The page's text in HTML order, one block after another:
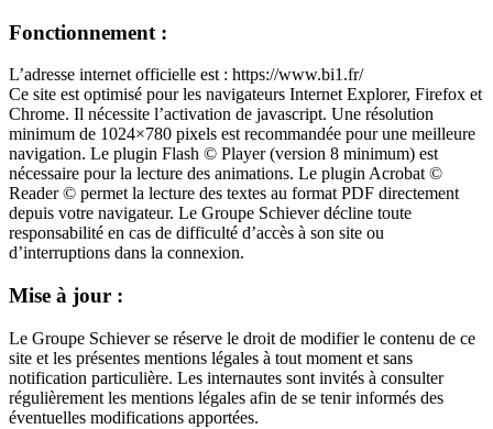
Fonctionnement :
L’adresse internet officielle est : https://www.bi1.fr/
Ce site est optimisé pour les navigateurs Internet Explorer, Firefox et
Chrome. Il nécessite l’activation de javascript. Une résolution
minimum de 1024×780 pixels est recommandée pour une meilleure
navigation. Le plugin Flash © Player (version 8 minimum) est
nécessaire pour la lecture des animations. Le plugin Acrobat ©
Reader © permet la lecture des textes au format PDF directement
depuis votre navigateur. Le Groupe Schiever décline toute
responsabilité en cas de difficulté d’accès à son site ou
d’interruptions dans la connexion.
Mise à jour :
Le Groupe Schiever se réserve le droit de modifier le contenu de ce
site et les présentes mentions légales à tout moment et sans
notification particulière. Les internautes sont invités à consulter
régulièrement les mentions légales afin de se tenir informés des
éventuelles modifications apportées.